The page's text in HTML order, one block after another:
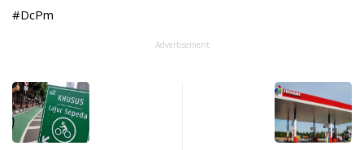
#DcPm
Advertisement